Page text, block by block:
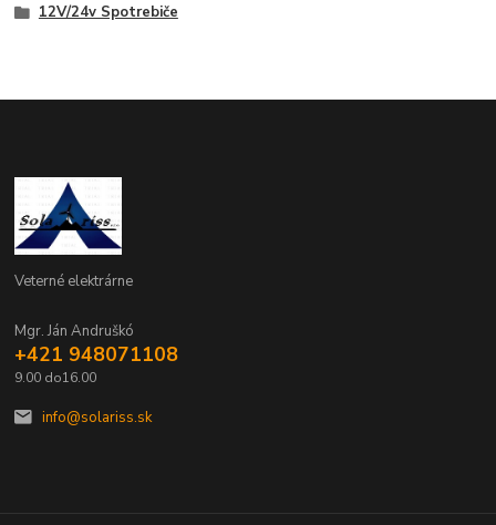
12V/24v Spotrebiče
Veterné elektrárne
Mgr. Ján Andruškó
+421 948071108
9.00 do16.00
info@solariss.sk